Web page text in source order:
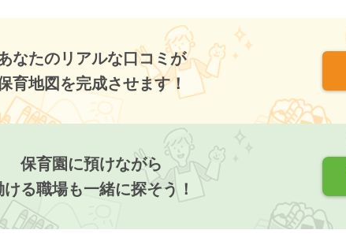
なたのリアルな口コミが
育地図を完成させます！
保育園に預けながら
ける職場も一緒に探そう！